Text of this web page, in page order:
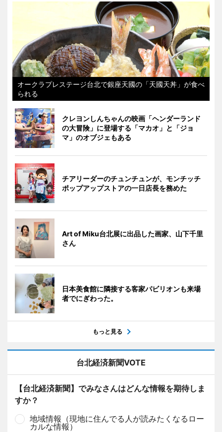
オークラプレステージ台北で銀座天國の「天國天丼」が食べ
られる
クレヨンしんちゃんの映画「ヘンダーランド
の大冒険」に登場する「マカオ」と「ジョ
マ」のオブジェもある
チアリーダーのチュンチュンが、モンチッチ
ポップアップストアの一日店長を務めた
Art of Miku台北展に出品した画家、山下千里
さん
日本美食館に隣接する客家パビリオンも来場
者でにぎわった。
もっと見る
台北経済新聞VOTE
【台北経済新聞】でみなさんはどんな情報を期待しま
すか？
地域情報（現地に住んでる人が読みたくなるロー
カルな情報）